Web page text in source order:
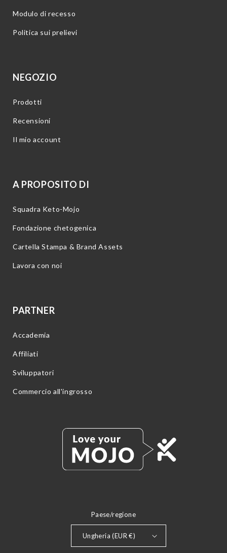
Modulo di recesso
Politica sui prelievi
NEGOZIO
Prodotti
Recensioni
Il mio account
A PROPOSITO DI
Squadra Keto-Mojo
Fondazione chetogenica
Cartella Stampa & Brand Assets
Lavora con noi
PARTNER
Accademia
Affiliati
Sviluppatori
Commercio all'ingrosso
Paese/regione
Ungheria (EUR €)